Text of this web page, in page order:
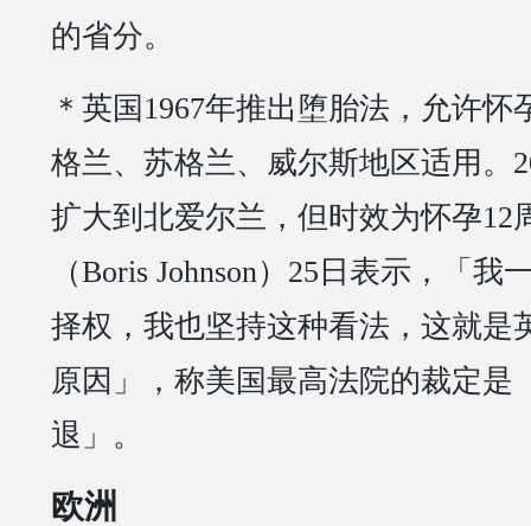
的省分。
＊英国1967年推出堕胎法，允许怀
格兰、苏格兰、威尔斯地区适用。
扩大到北爱尔兰，但时效为怀孕12
（Boris Johnson）25日表示，「我
择权，我也坚持这种看法，这就是
原因」，称美国最高法院的裁定是
退」。
欧洲